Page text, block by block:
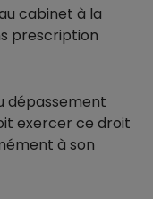
cabinet à la
prescription
dépassement
exercer ce droit
à son